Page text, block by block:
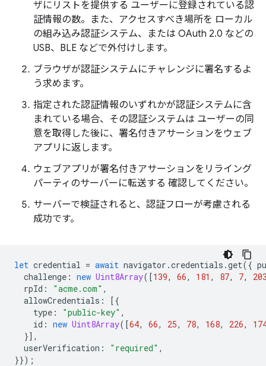
ザにリストを提供する ユーザーに登録されている認
証情報の数。また、アクセスすべき場所を ローカル
の組み込み認証システム、または OAuth 2.0 などの
USB、BLE などで外付けします。
ブラウザが認証システムにチャレンジに署名するよ
う求めます。
指定された認証情報のいずれかが認証システムに含
まれている場合、その認証システムは ユーザーの同
意を取得した後に、署名付きアサーションをウェブ
アプリに返します。
ウェブアプリが署名付きアサーションをリライング
パーティのサーバーに転送する 確認してください。
サーバーで検証されると、認証フローが考慮される
成功です。
let credential = await navigator .credentials .get({
challenge : new Uint8Array([139, 66, 181 , 87, 7,
rpId : "acme.com" ,
allowCredentials :
[{
type : "public-key" ,
id : new Uint8Array([64, 66, 25, 78, 168, 226,
}],
userVerification : "required" ,
}});